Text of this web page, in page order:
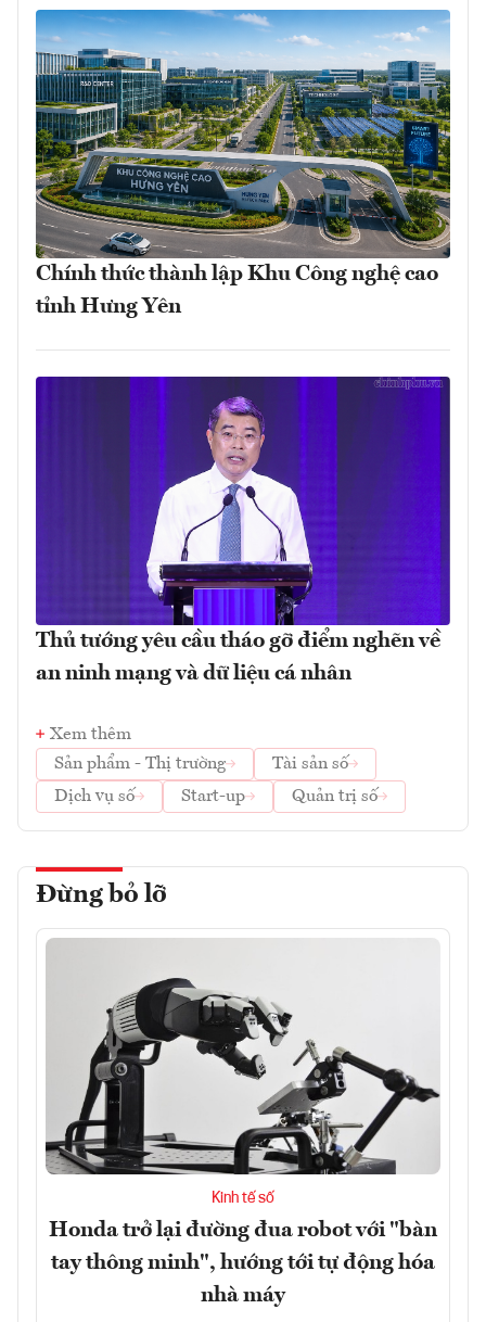
Chính thức thành lập Khu Công nghệ cao
tỉnh Hưng Yên
Thủ tướng yêu cầu tháo gỡ điểm nghẽn về
an ninh mạng và dữ liệu cá nhân
Xem thêm
Sản phẩm - Thị trường
Tài sản số
Dịch vụ số
Start-up Quản trị số
Đừng bỏ lỡ
Kinh tế số
Honda trở lại đường đua robot với "bàn
tay thông minh", hướng tới tự động hóa
nhà máy